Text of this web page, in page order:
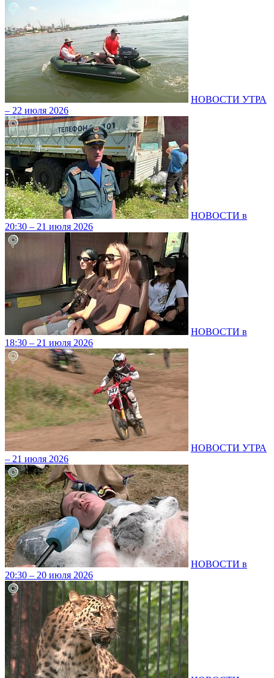
НОВОСТИ УТРА
– 22 июля 2026
НОВОСТИ в
20:30 – 21 июля 2026
НОВОСТИ в
18:30 – 21 июля 2026
НОВОСТИ УТРА
– 21 июля 2026
НОВОСТИ в
20:30 – 20 июля 2026